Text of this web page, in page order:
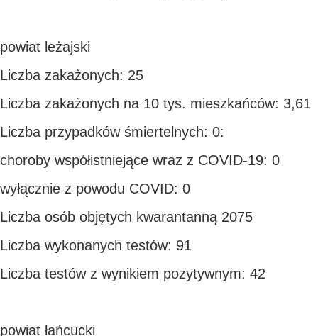
powiat leżajski
Liczba zakażonych: 25
Liczba zakażonych na 10 tys. mieszkańców: 3,61
Liczba przypadków śmiertelnych: 0:
choroby współistniejące wraz z COVID-19: 0
wyłącznie z powodu COVID: 0
Liczba osób objętych kwarantanną 2075
Liczba wykonanych testów: 91
Liczba testów z wynikiem pozytywnym: 42
powiat łańcucki